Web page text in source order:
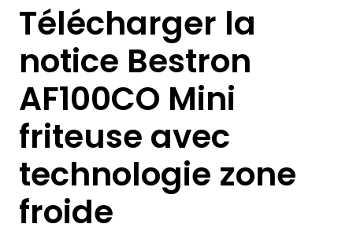
Télécharger la
notice Bestron
AF100CO Mini
friteuse avec
technologie zone
froide